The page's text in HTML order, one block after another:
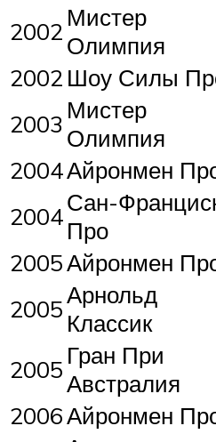
2002 Мистер
Олимпия
2002 Шоу Силы
2003 Мистер
Олимпия
2004Айронмен
2004Сан-
Про
2005Айронмен
2005Арнольд
Классик
2005 Гран При
Австралия
2006Айронмен